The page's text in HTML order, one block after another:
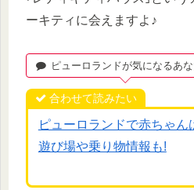
ーキティに会えますよ♪
ピューロランドが気になるあ
合わせて読みたい
ピューロランドで赤ちゃ
遊び場や乗り物情報も!